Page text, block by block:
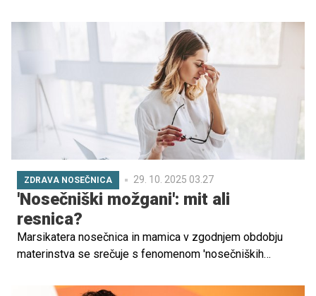
preživite kakovosten čas, raziskujete zanimive kotičke in
skupaj odkrivate zgodbe, ki jih piše preteklost, tudi tiste,
ki jih hranijo muzeji.
ZDRAVA NOSEČNICA 29. 10. 2025 03.27
'Nosečniški možgani': mit ali
resnica?
Marsikatera nosečnica in mamica v zgodnjem obdobju
materinstva se srečuje s fenomenom 'nosečniških
težave s spominom in koncentracijo ter občutek miselne